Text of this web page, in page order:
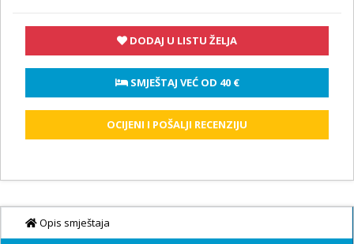
DODAJ U LISTU ŽELJA
SMJEŠTAJ VEĆ OD 40 €
OCIJENI I POŠALJI RECENZIJU
Opis smještaja